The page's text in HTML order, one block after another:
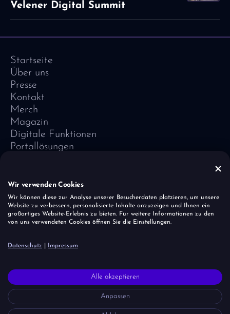
Velener Digital Summit
von Glaube, Herkunft, Alter und Geschlecht – akzeptiert und
respektiert werden. Wir ziehen allerdings eine klare Linie bei rechtem
Gedankengut, Hetze und Diskriminierung – denn WIR lernen aus
Startseite
Über uns
Presse
Kontakt
Merch
Magazin
Digitale Funktionen
Portallösungen
Vivid Vision
Impressum
Datenschutz
Cookies
Wir verwenden Cookies
Wir können diese zur Analyse unserer Besucherdaten platzieren, um unsere
Website zu verbessern, personalisierte Inhalte anzuzeigen und Ihnen ein
großartiges Website-Erlebnis zu bieten. Für weitere Informationen zu den
von uns verwendeten Cookies öffnen Sie die Einstellungen.
Datenschutz Impressum
Alle akzeptieren
Anpassen